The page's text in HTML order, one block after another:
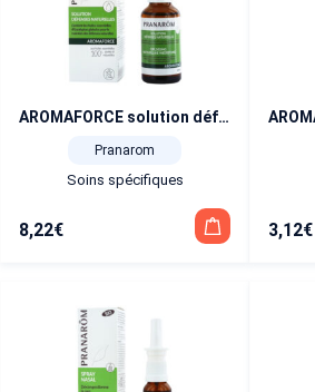
AROMAFORCE solution défenses naturelles 30 ml
Pranarom
Soins spécifiques
8,22€ 3,12€